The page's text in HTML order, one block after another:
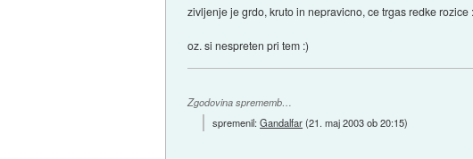
zivljenje je grdo, kruto in nepravicno, ce trgas redke rozice
oz. si nespreten pri tem :)
Zgodovina sprememb…
spremenil:Gandalfar(21. maj 2003 ob 20:15)